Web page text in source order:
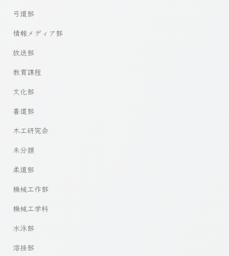
弓道部
情報メディア部
放送部
教育課程
文化部
書道部
木工研究会
未分類
柔道部
機械工作部
機械工学科
水泳部
溶接部